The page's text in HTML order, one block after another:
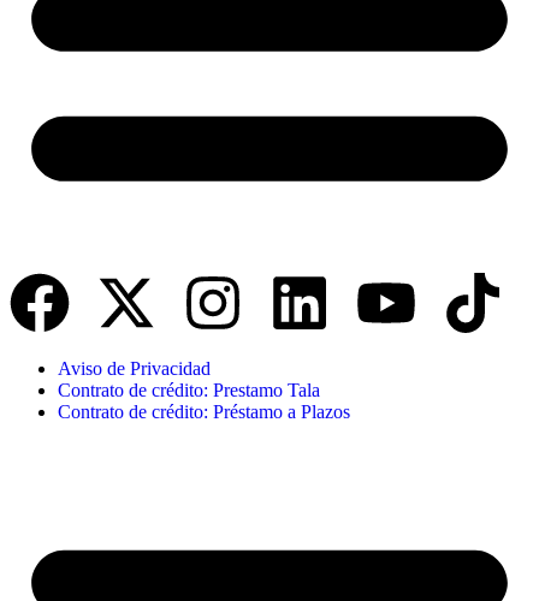
Aviso de Privacidad
Contrato de crédito: Prestamo Tala
Contrato de crédito: Préstamo a Plazos